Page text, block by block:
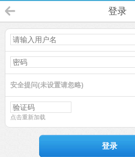
登录
安全提问(未设置请忽略)
点击重新加载
登录